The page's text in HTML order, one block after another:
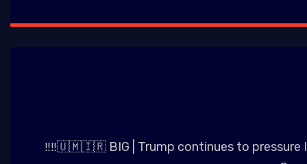
‼️‼️🇺🇲🇮🇷 BIG | Trump continues to pressure